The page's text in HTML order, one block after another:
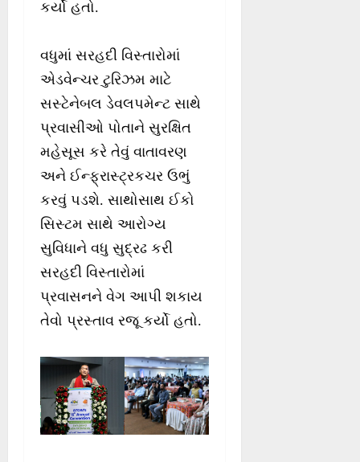
કર્યો હતો.
વધુમાં સરહદી વિસ્તારોમાં
એડવેન્ચર ટુરિઝમ માટે
સસ્ટેનેબલ ડેવલપમેન્ટ સાથે
પ્રવાસીઓ પોતાને સુરક્ષિત
મહેસૂસ કરે તેવું વાતાવરણ
અને ઈન્ફ્રાસ્ટ્રકચર ઉભું
કરવું પડશે. સાથોસાથ ઈકો
સિસ્ટમ સાથે આરોગ્ય
સુવિધાને વધુ સુદ્રઢ કરી
સરહદી વિસ્તારોમાં
પ્રવાસનને વેગ આપી શકાય
તેવો પ્રસ્તાવ રજૂ કર્યો હતો.